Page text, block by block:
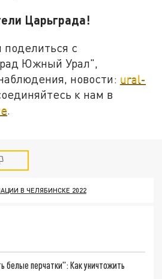
Царьграда!
с
Южный Урал",
новости: ural-
к нам в
.
В ЧЕЛЯБИНСКЕ 2022
белые перчатки": Как уничтожить